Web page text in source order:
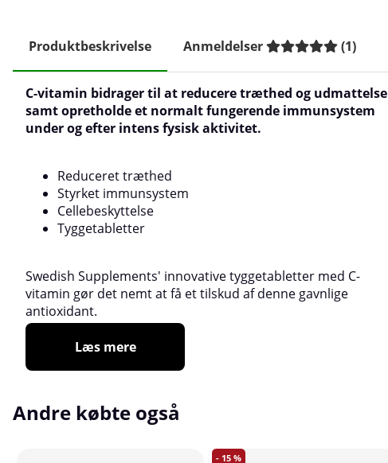
Produktbeskrivelse Anmeldelser (1)
C-vitamin bidrager til at reducere træthed og udmattelse
samt opretholde et normalt fungerende immunsystem
under og efter intens fysisk aktivitet.
Reduceret træthed
Styrket immunsystem
Cellebeskyttelse
Tyggetabletter
Swedish Supplements' innovative tyggetabletter med C-
vitamin gør det nemt at få et tilskud af denne gavnlige
antioxidant.
Læs mere
Andre købte også
15